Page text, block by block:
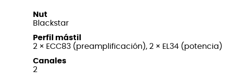
Nut
Blackstar
Perfil mástil
2 × ECC83 (preamplificación), 2 × EL34 (potencia)
Canales
2